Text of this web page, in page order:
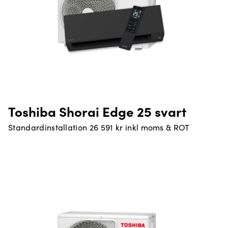
Toshiba Shorai Edge 25 svart
Standardinstallation 26 591 kr inkl moms & ROT